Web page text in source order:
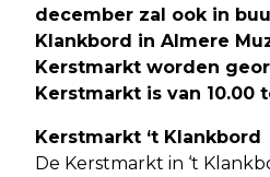
december zal ook in
Klankbord in Almere
Kerstmarkt worden
Kerstmarkt is van 10.00
Kerstmarkt ‘t Klankbord
De Kerstmarkt in ‘t